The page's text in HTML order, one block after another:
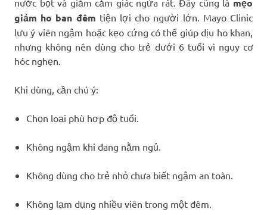
nước bọt và giảm cảm giác ngứa rát. Đây cũng là mẹo
giảm ho ban đêm tiện lợi cho người lớn. Mayo Clinic
lưu ý viên ngậm hoặc kẹo cứng có thể giúp dịu ho khan,
nhưng không nên dùng cho trẻ dưới 6 tuổi vì nguy cơ
hóc nghẹn.
Khi dùng, cần chú ý:
Chọn loại phù hợp độ tuổi.
Không ngậm khi đang nằm ngủ.
Không dùng cho trẻ nhỏ chưa biết ngậm an toàn.
Không lạm dụng nhiều viên trong một đêm.